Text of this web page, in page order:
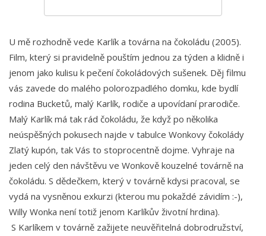
U mě rozhodně vede Karlík a továrna na čokoládu (2005).
Film, který si pravidelně pouštím jednou za týden a klidně i
jenom jako kulisu k pečení čokoládových sušenek. Děj filmu
vás zavede do malého polorozpadlého domku, kde bydlí
rodina Bucketů, malý Karlík, rodiče a upovídaní prarodiče.
Malý Karlík má tak rád čokoládu, že když po několika
neúspěšných pokusech najde v tabulce Wonkovy čokolády
Zlatý kupón, tak Vás to stoprocentně dojme. Vyhraje na
jeden celý den návštěvu ve Wonkově kouzelné továrně na
čokoládu. S dědečkem, který v továrně kdysi pracoval, se
vydá na vysněnou exkurzi (kterou mu pokaždé závidím :-),
Willy Wonka není totiž jenom Karlíkův životní hrdina).
S Karlíkem v továrně zažijete neuvěřitelná dobrodružství,